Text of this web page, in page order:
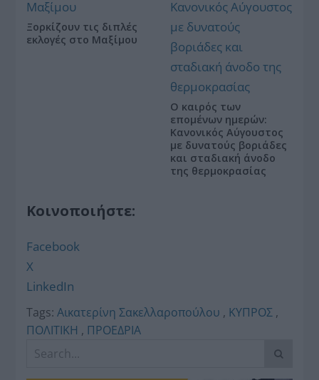
Ξορκίζουν τις διπλές
εκλογές στο Μαξίμου
Ο καιρός των
επομένων ημερών:
Κανονικός Αύγουστος
με δυνατούς βοριάδες
και σταδιακή άνοδο
της θερμοκρασίας
Κοινοποιήστε:
Facebook
X
LinkedIn
Tags: Αικατερίνη Σακελλαροπούλου , ΚΥΠΡΟΣ ,
ΠΟΛΙΤΙΚΗ , ΠΡΟΕΔΡΙΑ